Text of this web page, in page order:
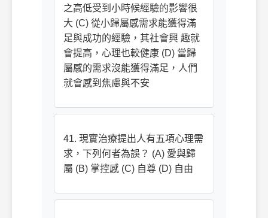
之高低受到小時候經驗的影響很
大 (C) 從小歸屬感需求能獲得滿
足與成功的經驗，其社會興 趣就
會提高，心理也較健康 (D) 當歸
屬感的需求沒能獲得滿足，人們
就會感到焦慮與不安
41. 現實治療提出人有五項心理需
求，下列何者為誤？ (A) 愛與歸
屬 (B) 掌控感 (C) 自尊 (D) 自由